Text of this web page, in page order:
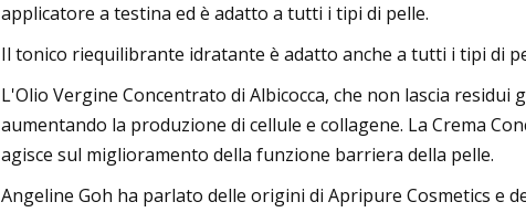
applicatore a testina ed è adatto a tutti i tipi di pelle.
Il tonico riequilibrante idratante è adatto anche a tutti i tipi di
L'Olio Vergine Concentrato di Albicocca, che non lascia
aumentando la produzione di cellule e collagene. La Crema
agisce sul miglioramento della funzione barriera della pelle.
Angeline Goh ha parlato delle origini di Apripure Cosmetics e